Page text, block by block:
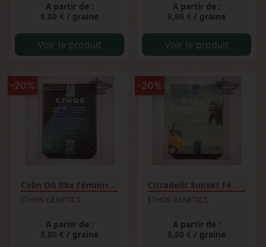
A partir de :
8,80 € / graine
Voir le produit
A partir de :
8,80 € / graine
Voir le produit
Colin OG Rbx Féminisée
ETHOS GENETICS
A partir de :
8,80 € / graine
-20%
Citradelic Sunset Féminisée
ETHOS GENETICS
A partir de :
8,80 € / graine
-20%